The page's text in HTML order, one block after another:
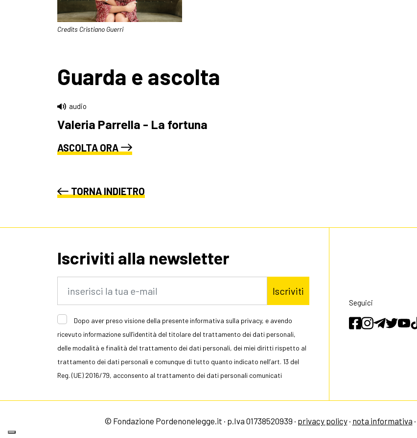
Credits Cristiano Guerri
Guarda e ascolta
audio
Valeria Parrella - La fortuna
ASCOLTA ORA
TORNA INDIETRO
Iscriviti alla newsletter
Iscriviti
Dopo aver preso visione della presente informativa sulla privacy, e avendo
ricevuto informazione sull’identità del titolare del trattamento dei dati personali,
delle modalità e finalità del trattamento dei dati personali, dei miei diritti rispetto al
trattamento dei dati personali e comunque di tutto quanto indicato nell’art. 13 del
Reg. (UE) 2016/79, acconsento al trattamento dei dati personali comunicati
Seguici
© Fondazione Pordenonelegge.it · p.Iva 01738520939 · privacy policy· nota informativa ·